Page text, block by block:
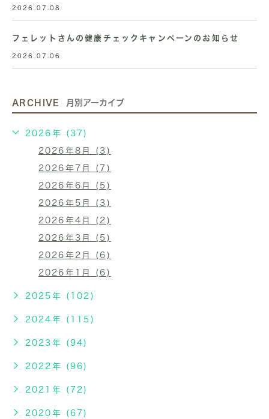
2026.07.08
フェレットさんの健康チェックキャンペーンのお知らせ
2026.07.06
ARCHIVE 月別アーカイブ
2026年 (37)
2026年8月 (3)
2026年7月 (7)
2026年6月 (5)
2026年5月 (3)
2026年4月 (2)
2026年3月 (5)
2026年2月 (6)
2026年1月 (6)
2025年 (102)
2024年 (115)
2023年 (94)
2022年 (96)
2021年 (72)
2020年 (67)